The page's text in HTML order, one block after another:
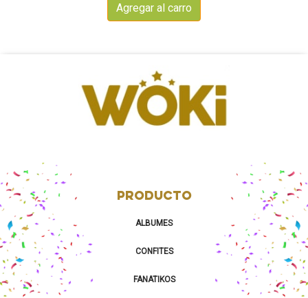
Agregar al carro
PRODUCTO
ALBUMES
CONFITES
FANATIKOS